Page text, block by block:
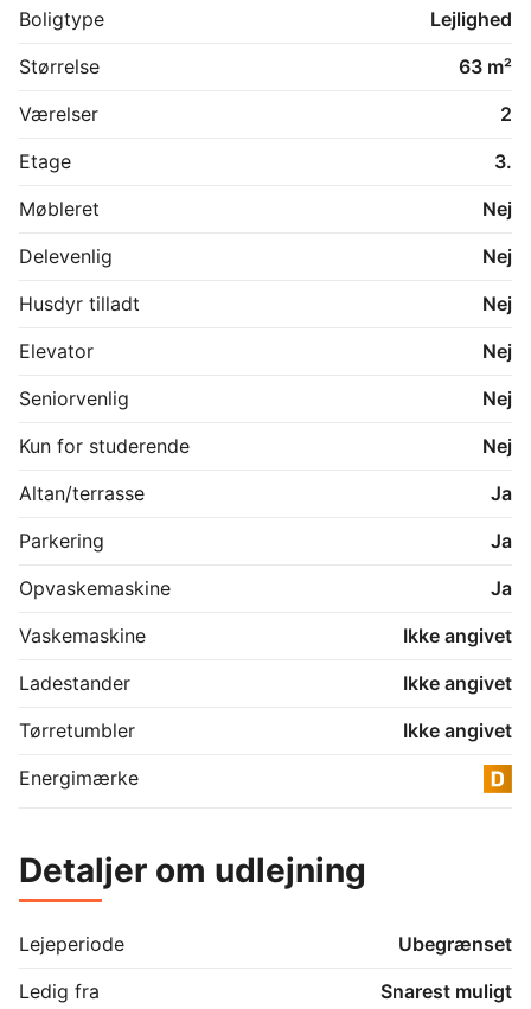
•	Mulighed for parkering i ejendommens gård
•	Tæt på indkøb, caféer og Randers centrum
pendlere, der ønsker en moderne bolig med god
Kontakt for yderligere oplysninger eller for at aftale en
fremvisning. Ved skriftlig kontakt angiv venligst navn,
Boligtype
Lejlighed
Størrelse
63 m²
Værelser
2
Etage
3.
Møbleret
Nej
Delevenlig
Nej
Husdyr tilladt
Nej
Elevator
Nej
Seniorvenlig
Nej
Kun for studerende
Nej
Altan/terrasse
Ja
Parkering
Ja
Opvaskemaskine
Ja
Vaskemaskine
Ikke angivet
Ladestander
Ikke angivet
Tørretumbler
Ikke angivet
Energimærke
Detaljer om udlejning
Lejeperiode
Ubegrænset
Ledig fra
Snarest muligt